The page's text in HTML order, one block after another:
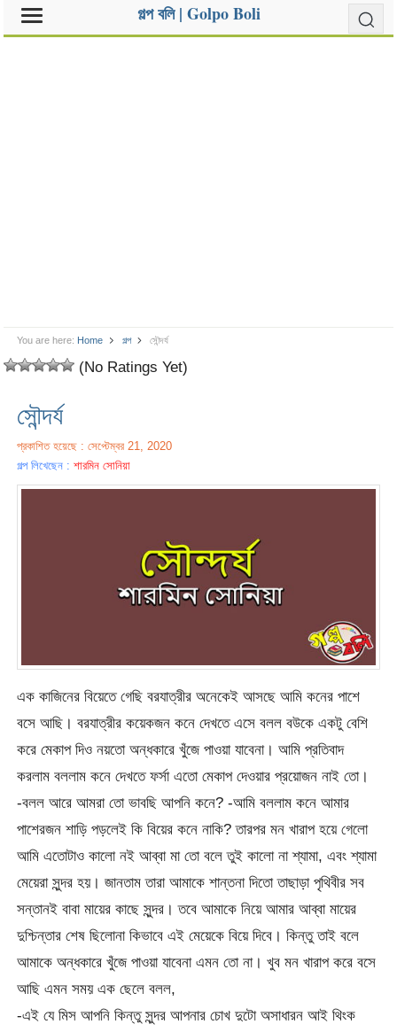
গল্প বলি | Golpo Boli
You are here: Home গল্প সৌন্দর্য
(No Ratings Yet)
সৌন্দর্য
প্রকাশিত হয়েছে : সেপ্টেম্বর 21, 2020
গল্প লিখেছেন :শারমিন সোনিয়া
এক কাজিনের বিয়েতে গেছি বরযাত্রীর অনেকেই আসছে আমি কনের পাশে
বসে আছি। বরযাত্রীর কয়েকজন কনে দেখতে এসে বলল বউকে একটু বেশি
করে মেকাপ দিও নয়তো অন্ধকারে খুঁজে পাওয়া যাবেনা। আমি প্রতিবাদ
করলাম বললাম কনে দেখতে ফর্সা এতো মেকাপ দেওয়ার প্রয়োজন নাই তো।
-বলল আরে আমরা তো ভাবছি আপনি কনে? -আমি বললাম কনে আমার
পাশেরজন শাড়ি পড়লেই কি বিয়ের কনে নাকি? তারপর মন খারাপ হয়ে গেলো
আমি এতোটাও কালো নই আব্বা মা তো বলে তুই কালো না শ্যামা, এবং শ্যামা
মেয়েরা সুন্দর হয়। জানতাম তারা আমাকে শান্তনা দিতো তাছাড়া পৃথিবীর সব
সন্তানই বাবা মায়ের কাছে সুন্দর। তবে আমাকে নিয়ে আমার আব্বা মায়ের
দুশ্চিন্তার শেষ ছিলোনা কিভাবে এই মেয়েকে বিয়ে দিবে। কিন্তু তাই বলে
আমাকে অন্ধকারে খুঁজে পাওয়া যাবেনা এমন তো না। খুব মন খারাপ করে বসে
আছি এমন সময় এক ছেলে বলল,
-এই যে মিস আপনি কিন্তু সুন্দর আপনার চোখ দুটো অসাধারন আই থিংক